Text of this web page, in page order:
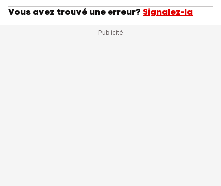
Vous avez trouvé une erreur? Signalez-la